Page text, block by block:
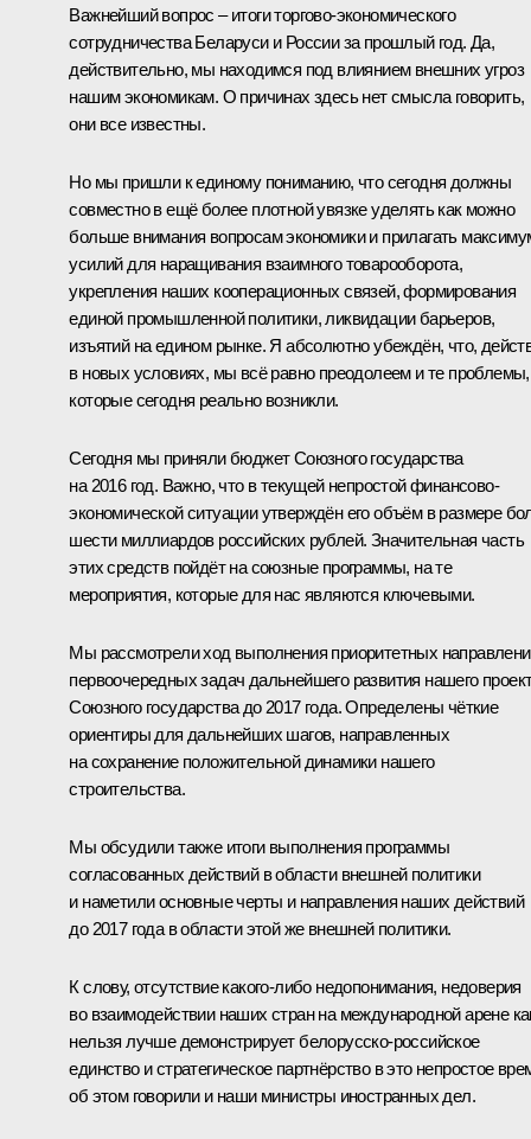
Важнейший вопрос – итоги торгово-экономического
сотрудничества Беларуси и России за прошлый год. Да,
действительно, мы находимся под влиянием внешних угроз
нашим экономикам. О причинах здесь нет смысла говорить,
они все известны.
Но мы пришли к единому пониманию, что сегодня должны
совместно в ещё более плотной увязке уделять как можно
больше внимания вопросам экономики и прилагать
усилий для наращивания взаимного товарооборота,
укрепления наших кооперационных связей, формирования
единой промышленной политики, ликвидации барьеров,
изъятий на едином рынке. Я абсолютно убеждён, что,
в новых условиях, мы всё равно преодолеем и те проблемы,
которые сегодня реально возникли.
Сегодня мы приняли бюджет Союзного государства
на 2016 год. Важно, что в текущей непростой финансово-
экономической ситуации утверждён его объём в размере
шести миллиардов российских рублей. Значительная часть
этих средств пойдёт на союзные программы, на те
мероприятия, которые для нас являются ключевыми.
Мы рассмотрели ход выполнения приоритетных
первоочередных задач дальнейшего развития нашего
Союзного государства до 2017 года. Определены чёткие
ориентиры для дальнейших шагов, направленных
на сохранение положительной динамики нашего
строительства.
Мы обсудили также итоги выполнения программы
согласованных действий в области внешней политики
и наметили основные черты и направления наших действий
до 2017 года в области этой же внешней политики.
К слову, отсутствие какого‑либо недопонимания, недоверия
во взаимодействии наших стран на международной арене
нельзя лучше демонстрирует белорусско-российское
единство и стратегическое партнёрство в это непростое
об этом говорили и наши министры иностранных дел.